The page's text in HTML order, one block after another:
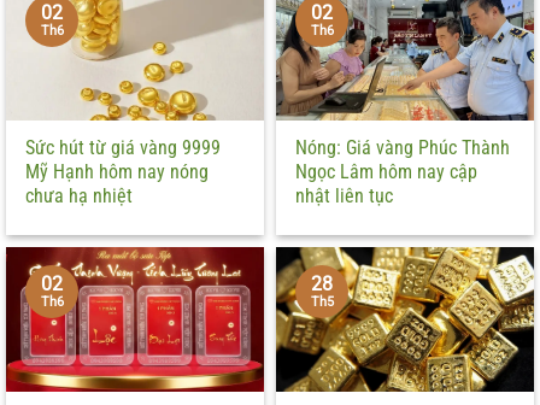
Sức hút từ giá vàng 9999
Mỹ Hạnh hôm nay nóng
chưa hạ nhiệt
02
Th6
Nóng: Giá vàng Phúc Thành
Ngọc Lâm hôm nay cập
nhật liên tục
02
Th6
02
Th6
28
Th5